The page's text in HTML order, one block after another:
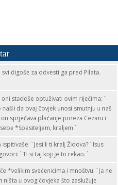
svi digoše za odvesti ga pred Pilata.
oni stadoše optuživati ovim riječima: `
našli da ovaj čovjek unosi smutnju u naš
sprječava plaćanje poreza Cezaru i
*Spasiteljem, kraljem.`
ispitivaše: ` Jesi li ti kralj Židova? ` Isus
` Ti si taj koji je to rekao. `
*velikim svećenicima i mnoštvu: ` Ja ne
ništa u ovog čovjeka što zaslužuje